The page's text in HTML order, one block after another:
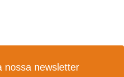
nossa newsletter